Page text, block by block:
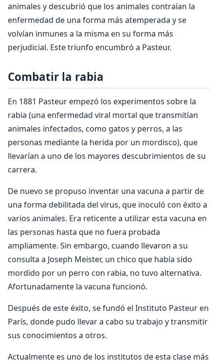
animales y descubrió que los animales contraían la
enfermedad de una forma más atemperada y se
volvían inmunes a la misma en su forma más
perjudicial. Este triunfo encumbró a Pasteur.
Combatir la rabia
En 1881 Pasteur empezó los experimentos sobre la
rabia (una enfermedad viral mortal que transmitían
animales infectados, como gatos y perros, a las
personas mediante la herida por un mordisco), que
llevarían a uno de los mayores descubrimientos de su
carrera.
De nuevo se propuso inventar una vacuna a partir de
una forma debilitada del virus, que inoculó con éxito a
varios animales. Era reticente a utilizar esta vacuna en
las personas hasta que no fuera probada
ampliamente. Sin embargo, cuando llevaron a su
consulta a Joseph Meister, un chico que había sido
mordido por un perro con rabia, no tuvo alternativa.
Afortunadamente la vacuna funcionó.
Después de este éxito, se fundó el Instituto Pasteur en
París, donde pudo llevar a cabo su trabajo y transmitir
sus conocimientos a otros.
Actualmente es uno de los institutos de esta clase más